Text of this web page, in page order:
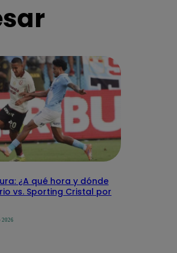
¿A qué hora y dónde
vs. Sporting Cristal por
2026